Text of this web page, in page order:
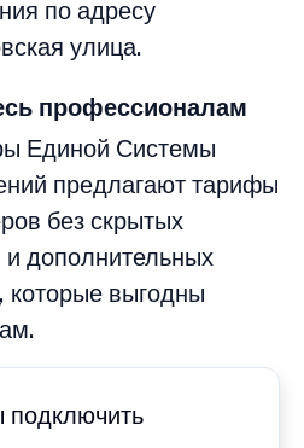
по адресу
улица.
профессионалам
Единой Системы
предлагают тарифы
без скрытых
и дополнительных
которые выгодны
подключить